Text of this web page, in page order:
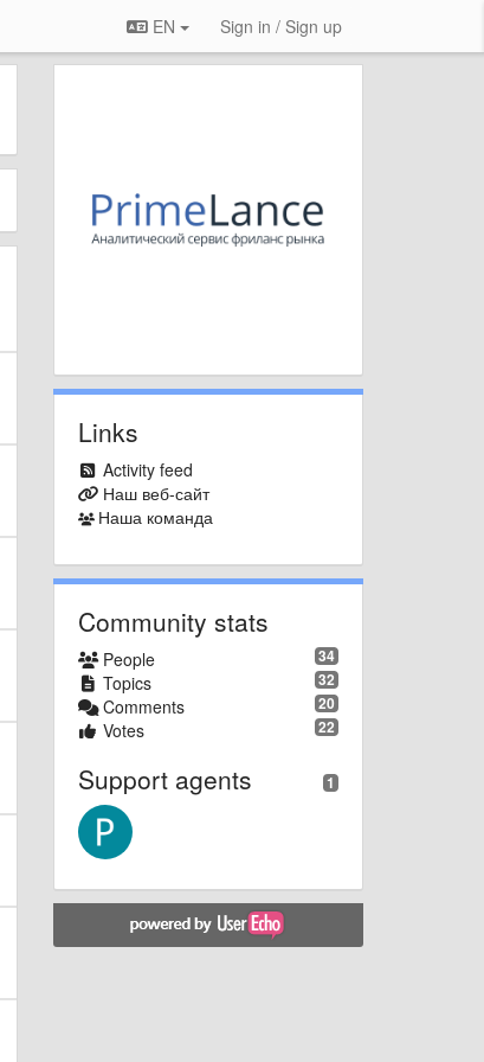
EN Sign in / Sign up
Links
Activity feed
Наш веб-сайт
Наша команда
Community stats
34
People
32
Topics
20
Comments
22
Votes
1
Support agents